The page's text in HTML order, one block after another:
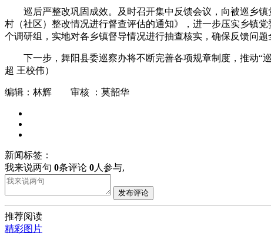
巡后严整改巩固成效。及时召开集中反馈会议，向被巡乡
村（社区）整改情况进行督查评估的通知》，进一步压实乡镇
个调研组，实地对各乡镇督导情况进行抽查核实，确保反馈问
下一步，舞阳县委巡察办将不断完善各项规章制度，推动“
超 王校伟）
编辑：林辉 审核 ：莫韶华
新闻标签：
我来说两句 0条评论 0人参与,
发布评论
推荐阅读